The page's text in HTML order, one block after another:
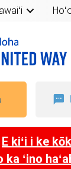
E kiʻi i ke
ʻino